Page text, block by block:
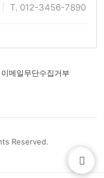
T. 012-3456-7890
이메일무단수집거부
Reserved.